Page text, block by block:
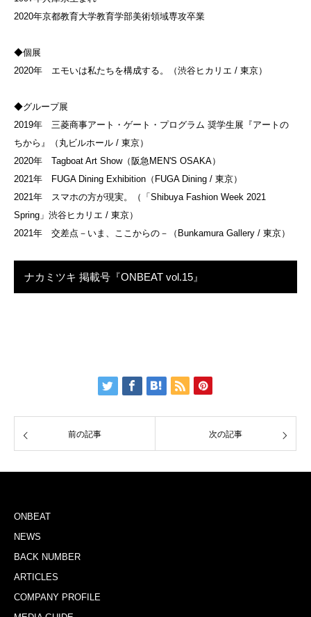
2020年京都教育大学教育学部美術領域専攻卒業
◆個展
2020年 エモいは私たちを構成する。（渋谷ヒカリエ / 東京）
◆グループ展
2019年 三菱商事アート・ゲート・プログラム 奨学生展『アートの
ちから』（丸ビルホール / 東京）
2020年 Tagboat Art Show（阪急MEN'S OSAKA）
2021年 FUGA Dining Exhibition（FUGA Dining / 東京）
2021年 スマホの方が現実。（「Shibuya Fashion Week 2021
Spring」渋谷ヒカリエ / 東京）
2021年 交差点－いま、ここからの－（Bunkamura Gallery / 東京）
ナカミツキ 掲載号『ONBEAT vol.15』
前の記事 次の記事
ONBEAT
NEWS
BACK NUMBER
ARTICLES
COMPANY PROFILE